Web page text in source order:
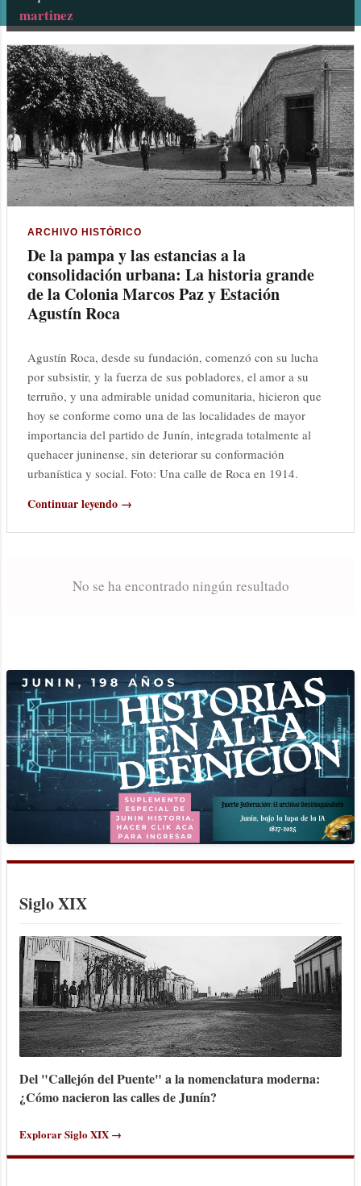
n
t
r
a
d
a
s
martinez
ARCHIVO HISTÓRICO
De la pampa y las estancias a la
consolidación urbana: La historia grande
de la Colonia Marcos Paz y Estación
Agustín Roca
Agustín Roca, desde su fundación, comenzó con su lucha
por subsistir, y la fuerza de sus pobladores, el amor a su
terruño, y una admirable unidad comunitaria, hicieron que
hoy se conforme como una de las localidades de mayor
importancia del partido de Junín, integrada totalmente al
quehacer juninense, sin deteriorar su conformación
urbanística y social. Foto: Una calle de Roca en 1914.
Continuar leyendo →
No se ha encontrado ningún resultado
Siglo XIX
Del "Callejón del Puente" a la nomenclatura moderna:
¿Cómo nacieron las calles de Junín?
Explorar Siglo XIX →